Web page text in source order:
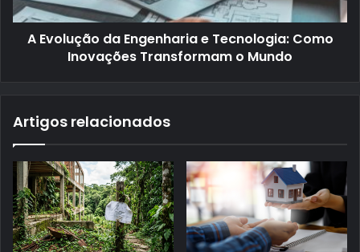
A Evolução da Engenharia e Tecnologia: Como
Inovações Transformam o Mundo
Artigos relacionados